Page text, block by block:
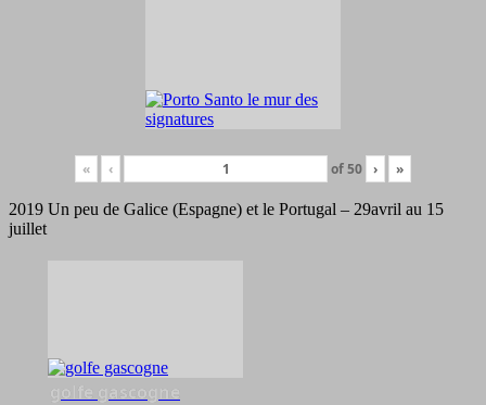
« ‹ of50 › »
2019 Un peu de Galice (Espagne) et le Portugal – 29avril au 15
juillet
golfe gascogne